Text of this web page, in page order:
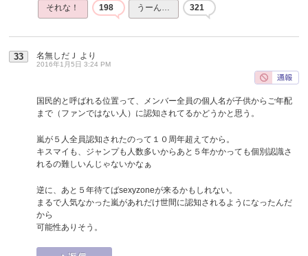
それな！ 198 うーん… 321
33 名無しだＪ より
2016年1月5日 3:24 PM
国民的と呼ばれる位置って、メンバー全員の個人名が子供からご年配
まで（ファンではない人）に認知されてるかどうかと思う。
嵐が５人全員認知されたのって１０周年超えてから。
キスマイも、ジャンプも人数多いからあと５年かかっても個別認識さ
れるの難しいんじゃないかなぁ
逆に、あと５年待てばsexyzoneが来るかもしれない。
まるで人気なかった嵐があれだけ世間に認知されるようになったんだ
から
可能性ありそう。